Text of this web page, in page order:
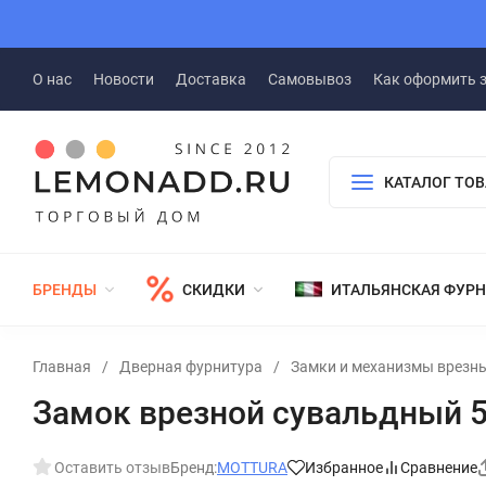
О нас Новости Доставка Самовывоз Как оформить
КАТАЛОГ
БРЕНДЫ СКИДКИ ИТАЛЬЯНСКАЯ
Главная / Дверная фурнитура / Замки и механизмы
Замок врезной сувальдный
Оставить отзывБренд:MOTTURA Избранное Сравнение